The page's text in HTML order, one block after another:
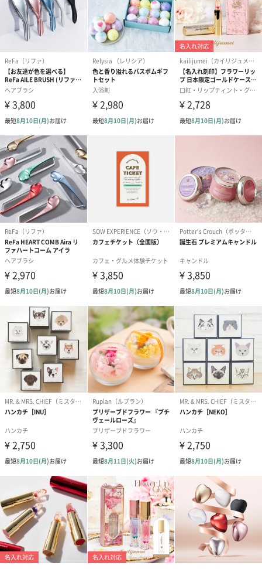
縮するなど、
サスティナブルな商品づくりも心がけています。
商品詳細情報
水、グリセリン、コメ発酵液、ペンチレングリコー
ル、キビ種子エキス*、タンニン酸*、カプリル酸グリ
セリル*、サクシノイルアテロコラーゲン、クマイザサ
葉エキス、クジェルマニエラギラタエキス、グルコシ
ルセラミド、シラカバ樹液､ハチミツ､ハマナス花エキ
ス､ラベンダー油､プラセンタエキス､リンゴ果実培養細
胞エキス､ソルビン酸K､水溶性プロテオグリカン､イタ
リアイトスギ葉油､オレンジ果皮油､ウイキョウ果実油､
ベルガモット果実油､ローズマリー油､テトラオレイン
酸ソルベス－60､ラウリン酸ポリグリセリル－10､レシ
チン､キサンタンガム､ヒアルロン酸Ｎａ､ベタイン､カ
ワラヨモギ花エキス､チョウジエキス､α－グルカン､ク
エン酸Na､クエン酸､BG
重さ/内容量
50ml
お届け内容/
セット状態
本体サイズ
（幅・奥行
き・高さ）
32mm・175mm・32mm
お届けからの
使用期限
開封後3か月を目安にご使用ください。
原産国
日本
保存方法
保管及び取扱い上の注意
・極端に高温又は低温の場所、直射日光のあたる場所
には保管しないでください。
・天然成分を配合しているため、保管状況により色や
香りが変わる場合がありますが品質には問題ございま
使用上の注意
１. お肌に異常が生じていないかよく注意して使用して
ください。化粧品がお肌に合わないとき、すなわち次
ま化粧品類の使用を続けますと、症状を悪化させるこ
とがありますので皮フ科専門医などにご相談されるこ
とをおすすめします。
（１）使用中、赤み・はれ・かゆみ・刺激・色抜け
（白斑など）・黒ずみ等の異常があらわれた場合
（２）使用したお肌に、直射日光があたって上記のよ
うな異常があらわれた場合
２. 傷やはれもの、しっしんなど異常のある部位には、
お使いにならないでください。